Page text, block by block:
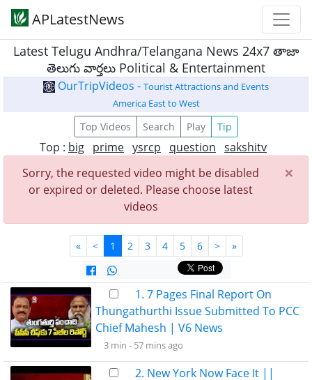
APLatestNews
Latest Telugu Andhra/Telangana News 24x7 తాజా
తెలుగు వార్తలు Political & Entertainment
OurTripVideos - Tourist Attractions and Events
America East to West
Top Videos Search Play Tip
Top : big prime ysrcp question sakshitv
×
Sorry, the requested video might be disabled
or expired or deleted. Please choose latest
videos
« < 1 2 3 4 5 6 > »
1. 7 Pages Final Report On
Thungathurthi Issue Submitted To PCC
Chief Mahesh | V6 News
3 min - 57 mins ago
2. New York Now Face It ||